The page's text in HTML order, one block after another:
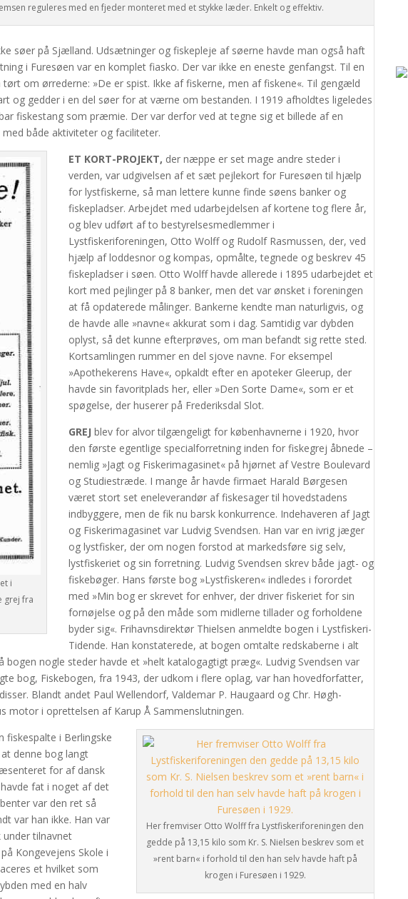
reguleres med en fjeder monteret med et stykke læder. Enkelt og effektiv.
søer på Sjælland. Udsætninger og fiskepleje af søerne havde man også haft
i Furesøen var en komplet fiasko. Der var ikke en eneste genfangst. Til en
om ørrederne: »De er spist. Ikke af fiskerne, men af fiskene«. Til gengæld
og gedder i en del søer for at værne om bestanden. I 1919 afholdtes ligeledes
fiskestang som præmie. Der var derfor ved at tegne sig et billede af en
både aktiviteter og faciliteter.
i
grej fra
ET KORT-PROJEKT, der næppe er set mage andre steder i
verden, var udgivelsen af et sæt pejlekort for Furesøen til hjælp
for lystfiskerne, så man lettere kunne finde søens banker og
fiskepladser. Arbejdet med udarbejdelsen af kortene tog flere år,
og blev udført af to bestyrelsesmedlemmer i
Lystfiskeriforeningen, Otto Wolff og Rudolf Rasmussen, der, ved
hjælp af loddesnor og kompas, opmålte, tegnede og beskrev 45
fiskepladser i søen. Otto Wolff havde allerede i 1895 udarbejdet et
kort med pejlinger på 8 banker, men det var ønsket i foreningen
at få opdaterede målinger. Bankerne kendte man naturligvis, og
de havde alle »navne« akkurat som i dag. Samtidig var dybden
oplyst, så det kunne efterprøves, om man befandt sig rette sted.
Kortsamlingen rummer en del sjove navne. For eksempel
»Apothekerens Have«, opkaldt efter en apoteker Gleerup, der
havde sin favoritplads her, eller »Den Sorte Dame«, som er et
spøgelse, der huserer på Frederiksdal Slot.
GREJ blev for alvor tilgængeligt for københavnerne i 1920, hvor
den første egentlige specialforretning inden for fiskegrej åbnede –
nemlig »Jagt og Fiskerimagasinet« på hjørnet af Vestre Boulevard
og Studiestræde. I mange år havde firmaet Harald Børgesen
været stort set eneleverandør af fiskesager til hovedstadens
indbyggere, men de fik nu barsk konkurrence. Indehaveren af Jagt
og Fiskerimagasinet var Ludvig Svendsen. Han var en ivrig jæger
og lystfisker, der om nogen forstod at markedsføre sig selv,
lystfiskeriet og sin forretning. Ludvig Svendsen skrev både jagt- og
fiskebøger. Hans første bog »Lystfiskeren« indledes i forordet
med »Min bog er skrevet for enhver, der driver fiskeriet for sin
fornøjelse og på den måde som midlerne tillader og forholdene
byder sig«. Frihavnsdirektør Thielsen anmeldte bogen i Lystfiskeri-
Tidende. Han konstaterede, at bogen omtalte redskaberne i alt
nogle steder havde et »helt katalogagtigt præg«. Ludvig Svendsen var
bog, Fiskebogen, fra 1943, der udkom i flere oplag, var han hovedforfatter,
Blandt andet Paul Wellendorf, Valdemar P. Haugaard og Chr. Høgh-
motor i oprettelsen af Karup Å Sammenslutningen.
Her fremviser Otto Wolff fra Lystfiskeriforeningen den
gedde på 13,15 kilo som Kr. S. Nielsen beskrev som et
»rent barn« i forhold til den han selv havde haft på
krogen i Furesøen i 1929.
fiskespalte i Berlingske
denne bog langt
for af dansk
fat i noget af det
var den ret så
var han ikke. Han var
tilnavnet
Kongevejens Skole i
et hvilket som
med en halv